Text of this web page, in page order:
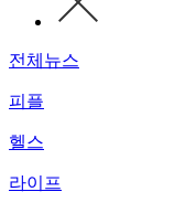
전체뉴스
피플
헬스
라이프